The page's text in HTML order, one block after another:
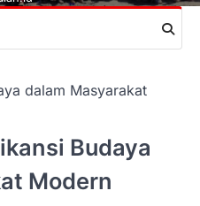
dalam Masyarakat
Budaya
Modern